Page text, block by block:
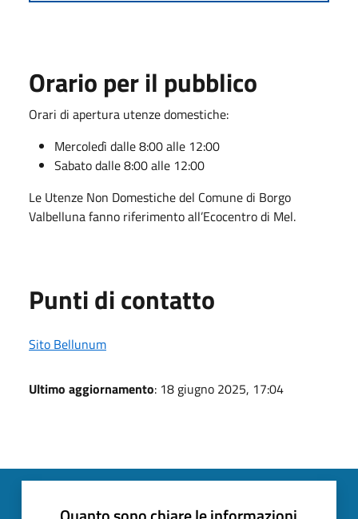
Orario per il pubblico
Orari di apertura utenze domestiche:
Mercoledì dalle 8:00 alle 12:00
Sabato dalle 8:00 alle 12:00
Le Utenze Non Domestiche del Comune di Borgo
Valbelluna fanno riferimento all’Ecocentro di Mel.
Punti di contatto
Sito Bellunum
Ultimo aggiornamento: 18 giugno 2025, 17:04